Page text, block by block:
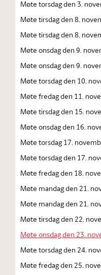
Møte torsdag den 3.
Møte tirsdag den 8.
Møte tirsdag den 8.
Møte onsdag den 9.
Møte onsdag den 9.
Møte torsdag den 10.
Møte fredag den 11.
Møte tirsdag den 15.
Møte onsdag den 16.
Møte torsdag 17.
Møte torsdag den 17.
Møte fredag den 18.
Møte mandag den 21.
Møte mandag den 21.
Møte tirsdag den 22.
Møte onsdag den 23.
Møte torsdag den 24.
Møte fredag den 25.